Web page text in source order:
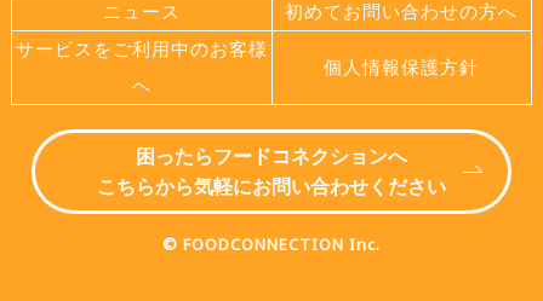
ニュース
初めてお問い合わせの方へ
サービスをご利用中のお客様
へ
個人情報保護方針
困ったらフードコネクションへ
こちらから気軽にお問い合わせください
© FOODCONNECTION Inc.